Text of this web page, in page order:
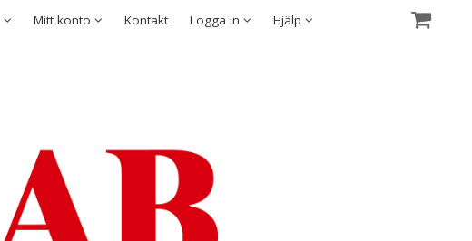
Mitt konto Kontakt Logga in Hjälp
Säkerhet & Cookies